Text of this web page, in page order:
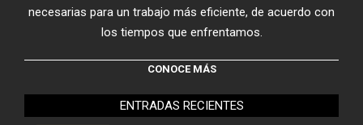
necesarias para un trabajo más eficiente, de acuerdo con
los tiempos que enfrentamos.
CONOCE MÁS
ENTRADAS RECIENTES